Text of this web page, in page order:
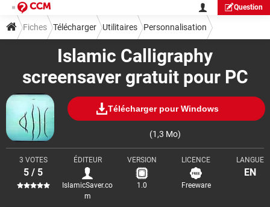
Question
Islamic Calligraphy
screensaver gratuit pour PC
Télécharger pour Windows
(1,3 Mo)
3 VOTES
5 / 5
ÉDITEUR
IslamicSaver.co
m
VERSION
1.0
LICENCE
Freeware
LANGUE
EN
Fiches Télécharger Utilitaires Personnalisation